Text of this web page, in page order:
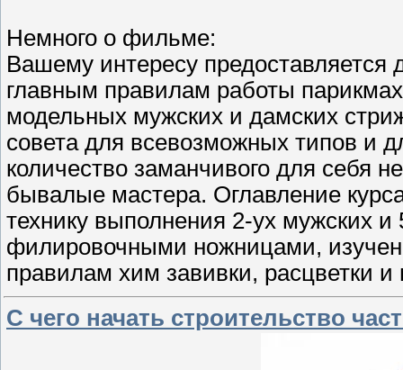
Немного о фильме:
Вашему интересу
главным правилам работы
модельных мужских и дамских
совета для всевозможных типов и
количество заманчивого для себя
бывалые мастера. Оглавление
технику выполнения 2-ух мужских и
филировочными ножницами,
правилам хим завивки, расцветки
С чего начать строительство